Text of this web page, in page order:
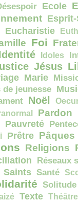
et là
là
mon
–
Ecole
Eucharistie
Foi
Idoles
Jésus
Marie
de jeunesse
Noël
Pardon
Pauvreté
Prêtre Pâques
Religions
Réseaux
Saints Santé
Solitude
Texte Théâtre